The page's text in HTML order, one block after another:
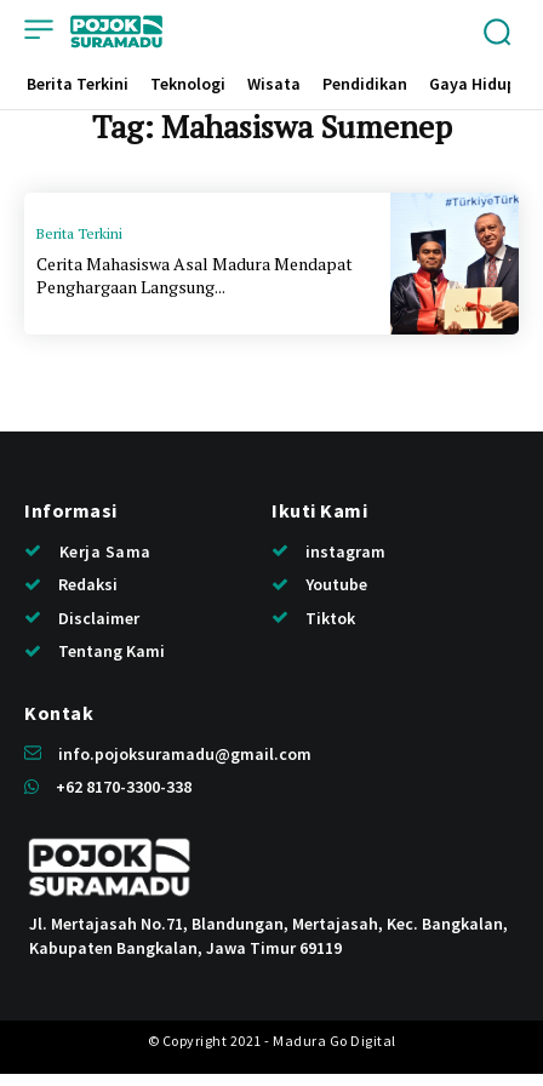
Berita Terkini Teknologi Wisata Pendidikan Gaya Hidup
Tag: Mahasiswa Sumenep
Berita Terkini
Cerita Mahasiswa Asal Madura Mendapat
Penghargaan Langsung...
Informasi
Kerja Sama
Redaksi
Disclaimer
Tentang Kami
Ikuti Kami
instagram
Youtube
Tiktok
Kontak
info.pojoksuramadu@gmail.com
+62 8170-3300-338
Jl. Mertajasah No.71, Blandungan, Mertajasah, Kec. Bangkalan,
Kabupaten Bangkalan, Jawa Timur 69119
© Copyright 2021 - Madura Go Digital